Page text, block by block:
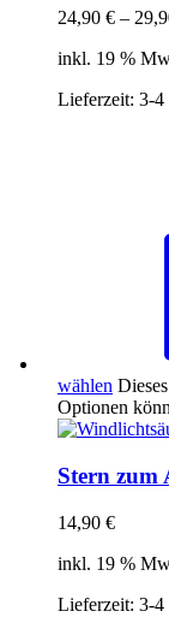
24,90 € –
inkl. 19 %
Lieferzeit: 3-4
wählen
Optionen
Stern zum
14,90 €
inkl. 19 %
Lieferzeit: 3-4